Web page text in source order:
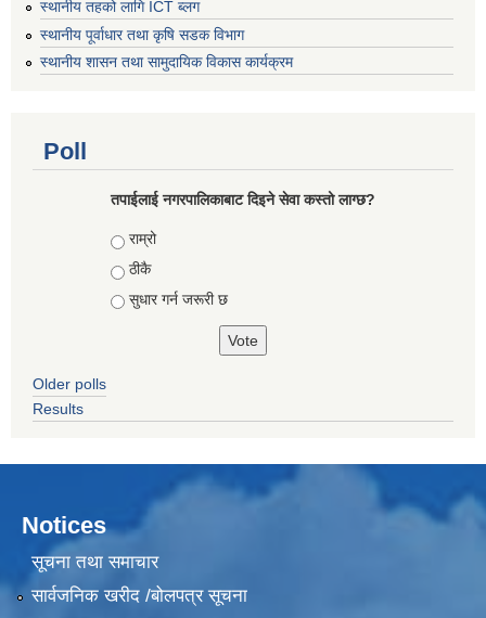
स्थानीय तहको लागि ICT ब्लग
स्थानीय पूर्वाधार तथा कृषि सडक विभाग
स्थानीय शासन तथा सामुदायिक विकास कार्यक्रम
Poll
तपाईलाई नगरपालिकाबाट दिइने सेवा कस्तो लाग्छ?
Choices
राम्रो
ठीकै
सुधार गर्न जरूरी छ
Older polls
Results
Notices
सूचना तथा समाचार
सार्वजनिक खरीद /बोलपत्र सूचना